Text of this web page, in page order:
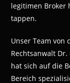
legitimen Broker
tappen.
Unser Team von
Rechtsanwalt
hat sich auf die
Bereich